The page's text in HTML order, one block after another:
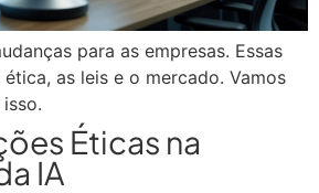
para as empresas. Essas
as leis e o mercado. Vamos
Éticas na
IA